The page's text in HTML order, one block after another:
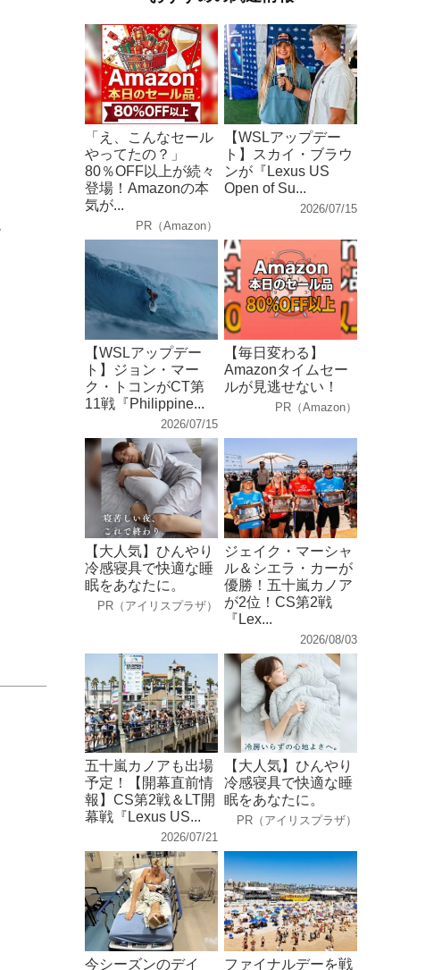
「え、こんなセール
やってたの？」
80％OFF以上が続々
登場！Amazonの本
気が...
PR（Amazon）
【WSLアップデー
ト】スカイ・ブラウ
ンが『Lexus US
Open of Su...
2026/07/15
【WSLアップデー
ト】ジョン・マー
ク・トコンがCT第
11戦『Philippine...
2026/07/15
【毎日変わる】
Amazonタイムセー
ルが見逃せない！
PR（Amazon）
【大人気】ひんやり
冷感寝具で快適な睡
眠をあなたに。
PR（アイリスプラザ）
ジェイク・マーシャ
ル＆シエラ・カーが
優勝！五十嵐カノア
が2位！CS第2戦
『Lex...
2026/08/03
五十嵐カノアも出場
予定！【開幕直前情
報】CS第2戦＆LT開
幕戦『Lexus US...
2026/07/21
【大人気】ひんやり
冷感寝具で快適な睡
眠をあなたに。
PR（アイリスプラザ）
今シーズンのデイ
ファイナルデーを戦